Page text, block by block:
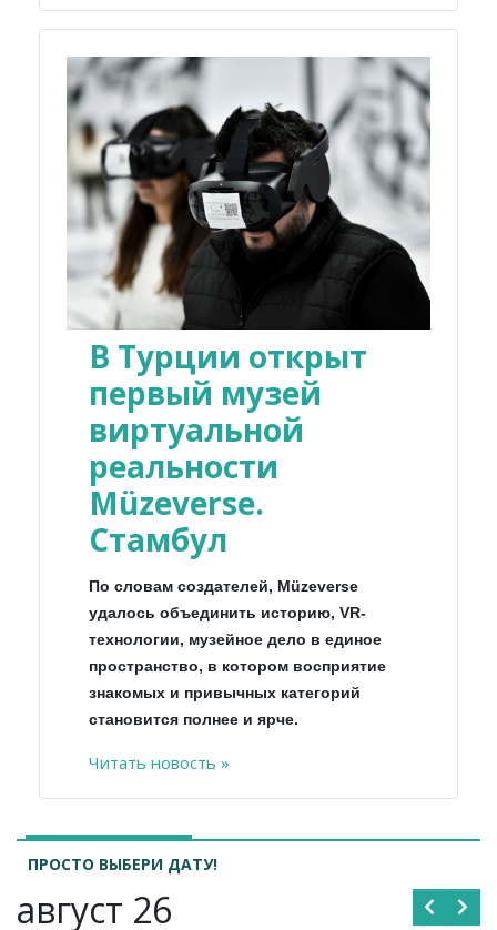
В Турции открыт
первый музей
виртуальной
реальности
Müzeverse.
Стамбул
По словам создателей, Müzeverse
удалось объединить историю, VR-
технологии, музейное дело в единое
пространство, в котором восприятие
знакомых и привычных категорий
становится полнее и ярче.
Читать новость »
ПРОСТО ВЫБЕРИ ДАТУ!
август 26